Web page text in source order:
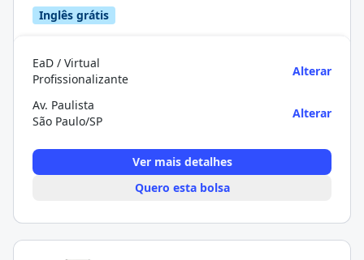
Inglês grátis
EaD / Virtual
Profissionalizante
Alterar
Av. Paulista
São Paulo/SP
Alterar
Ver mais detalhes
Quero esta bolsa